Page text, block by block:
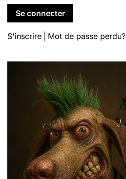
S'inscrire Mot de passe perdu?